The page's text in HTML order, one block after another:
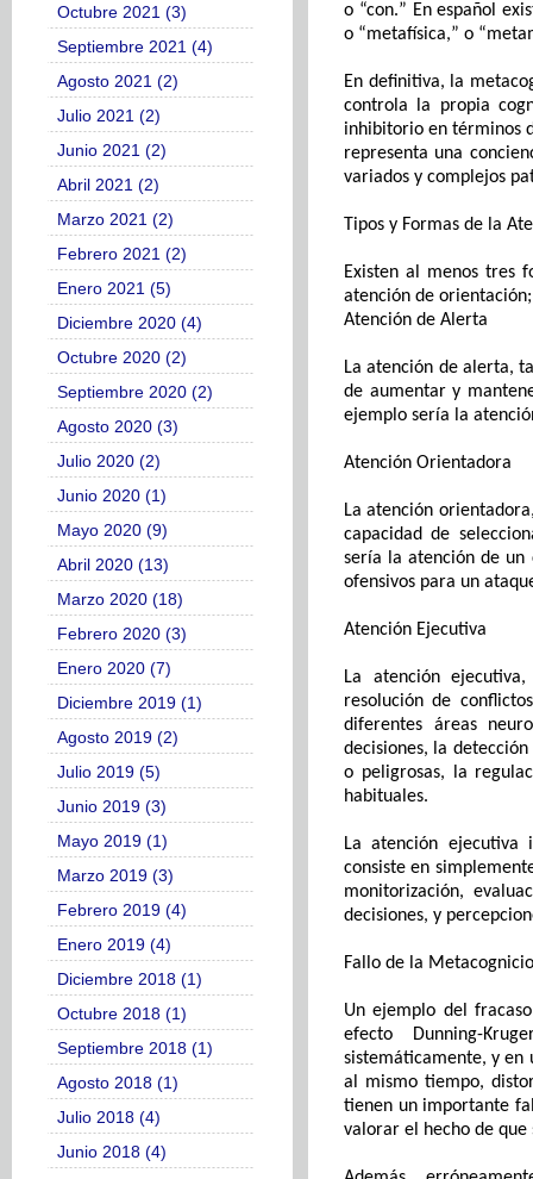
Octubre 2021 (3)
Septiembre 2021 (4)
Agosto 2021 (2)
Julio 2021 (2)
Junio 2021 (2)
Abril 2021 (2)
Marzo 2021 (2)
Febrero 2021 (2)
Enero 2021 (5)
Diciembre 2020 (4)
Octubre 2020 (2)
Septiembre 2020 (2)
Agosto 2020 (3)
Julio 2020 (2)
Junio 2020 (1)
Mayo 2020 (9)
Abril 2020 (13)
Marzo 2020 (18)
Febrero 2020 (3)
Enero 2020 (7)
Diciembre 2019 (1)
Agosto 2019 (2)
Julio 2019 (5)
Junio 2019 (3)
Mayo 2019 (1)
Marzo 2019 (3)
Febrero 2019 (4)
Enero 2019 (4)
Diciembre 2018 (1)
Octubre 2018 (1)
Septiembre 2018 (1)
Agosto 2018 (1)
Julio 2018 (4)
Junio 2018 (4)
o “con.” En español
o “metafísica,” o
En definitiva, la
controla la propia
inhibitorio en términos
representa una
variados y complejos
Tipos y Formas de la
Existen al menos tres
atención de
Atención de A lerta
La atención de alerta,
de aumentar y
ejemplo sería la
Atención Orientadora
La atención
capacidad de
sería laatención de un
ofensivos para un
Atención Ejecutiva
La atención
resolución de conflictos
diferentes áreas
decisiones, la
o peligrosas, la
habituales.
La atención ejecutiva
consiste en
monitorización,
decisiones, y
Fallo de la
Un ejemplo del
efecto Dunning-
sistemáticamente,yen
al mismo tiempo,
tienen un importante
valorar el hecho de que